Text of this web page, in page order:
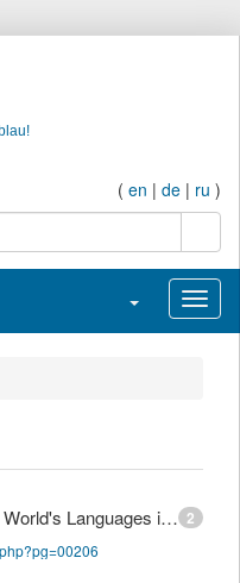
( en | de | ru )
Navigation
2
UNESCO Interactive Atlas of the World's Languages in Danger